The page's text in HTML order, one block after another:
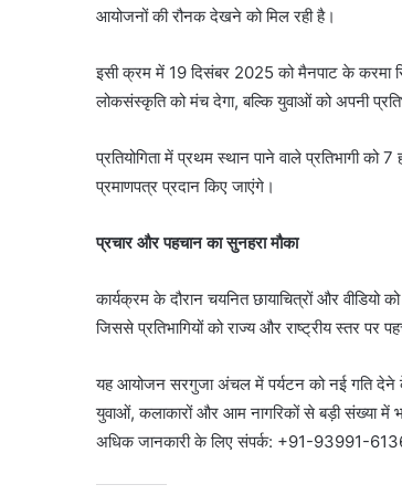
आयोजनों की रौनक देखने को मिल रही है।
इसी क्रम में 19 दिसंबर 2025 को मैनपाट के करमा
लोकसंस्कृति को मंच देगा, बल्कि युवाओं को अपनी
प्रतियोगिता में प्रथम स्थान पाने वाले प्रतिभागी
प्रमाणपत्र प्रदान किए जाएंगे।
प्रचार और पहचान का सुनहरा मौका
कार्यक्रम के दौरान चयनित छायाचित्रों और वीडियो
जिससे प्रतिभागियों को राज्य और राष्ट्रीय स्तर पर
यह आयोजन सरगुजा अंचल में पर्यटन को नई गति देने
युवाओं, कलाकारों और आम नागरिकों से बड़ी संख्या में
अधिक जानकारी के लिए संपर्क: +91-93991-